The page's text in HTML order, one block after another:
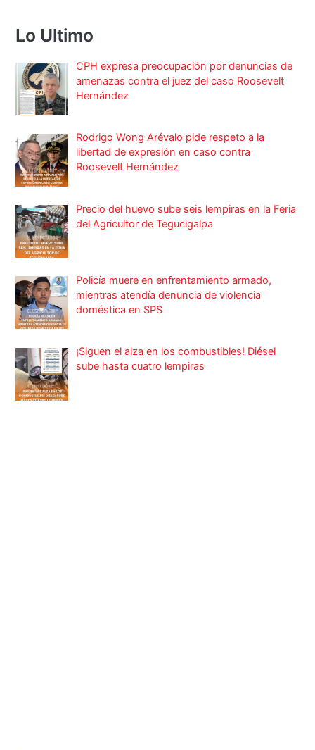
Lo Ultimo
CPH expresa preocupación por denuncias de
amenazas contra el juez del caso Roosevelt
Hernández
Rodrigo Wong Arévalo pide respeto a la
libertad de expresión en caso contra
Roosevelt Hernández
Precio del huevo sube seis lempiras en la Feria
del Agricultor de Tegucigalpa
Policía muere en enfrentamiento armado,
mientras atendía denuncia de violencia
doméstica en SPS
¡Siguen el alza en los combustibles! Diésel
sube hasta cuatro lempiras